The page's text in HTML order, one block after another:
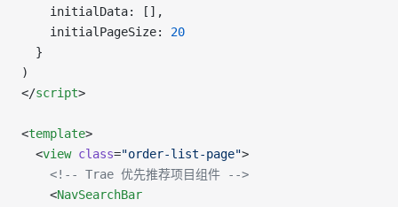
    initialData: [],
    initialPageSize:
20
  }
)
</script>
<template>
  <
view class="order-list-page">
    <!-- Trae 优先推荐项目组件 -->
    <
NavSearchBar